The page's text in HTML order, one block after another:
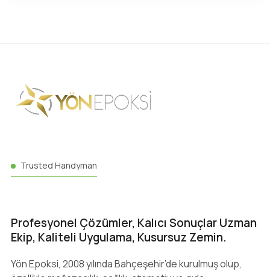
Trusted Handyman
Profesyonel Çözümler, Kalıcı Sonuçlar Uzman
Ekip, Kaliteli Uygulama, Kusursuz Zemin.
Yön Epoksi, 2008 yılında Bahçeşehir’de kurulmuş olup,